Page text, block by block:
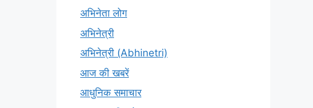
अभिनेता लोग
अभिनेत्री
अभिनेत्री (Abhinetri)
आज की खबरें
आधुनिक समाचार